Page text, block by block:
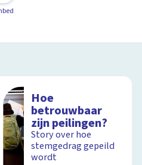
Hoe
betrouwbaar
zijn peilingen?
Story over hoe
stemgedrag gepeild
wordt